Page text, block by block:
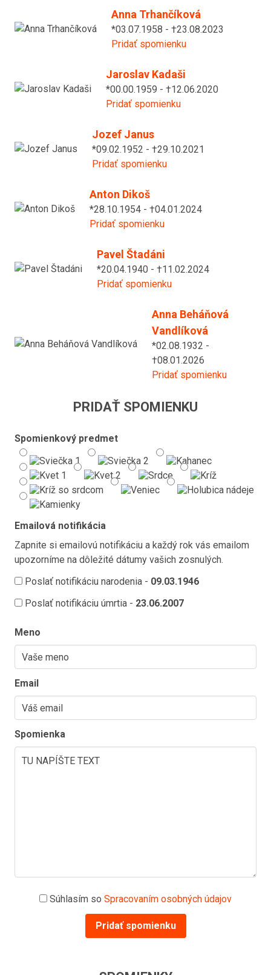
Anna Trhančíková
*03.07.1958 - †23.08.2023
Pridať spomienku
Jaroslav Kadaši
*00.00.1959 - †12.06.2020
Pridať spomienku
Jozef Janus
*09.02.1952 - †29.10.2021
Pridať spomienku
Anton Dikoš
*28.10.1954 - †04.01.2024
Pridať spomienku
Pavel Štadáni
*20.04.1940 - †11.02.2024
Pridať spomienku
Anna Beháňová
Vandlíková
*02.08.1932 -
†08.01.2026
Pridať spomienku
PRIDAŤ SPOMIENKU
Spomienkový predmet
Emailová notifikácia
Zapnite si emailovú notifikáciu a každý rok vás emailom
upozorníme na dôležité dátumy vašich zosnulých.
Poslať notifikáciu narodenia - 09.03.1946
Poslať notifikáciu úmrtia - 23.06.2007
Meno
Email
Spomienka
Súhlasím so Spracovaním osobných údajov
Pridať spomienku